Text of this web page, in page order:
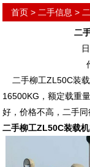
首页 > 二手信息 >
二
二手柳工ZL50C装载
16500KG，额定载重
好，价格不高，二手同
二手柳工ZL50C装载